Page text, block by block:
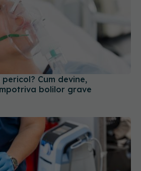
Cum devine,
bolilor grave